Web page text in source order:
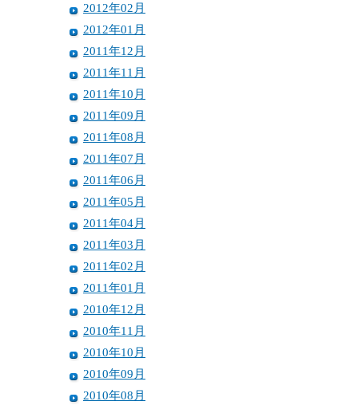
2012年02月
2012年01月
2011年12月
2011年11月
2011年10月
2011年09月
2011年08月
2011年07月
2011年06月
2011年05月
2011年04月
2011年03月
2011年02月
2011年01月
2010年12月
2010年11月
2010年10月
2010年09月
2010年08月